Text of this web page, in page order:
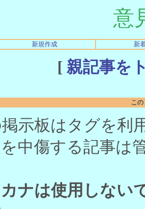
意
新規作成 新
[ 親記事を
こ
示板はタグを利
中傷する記事は
ナは使用しない